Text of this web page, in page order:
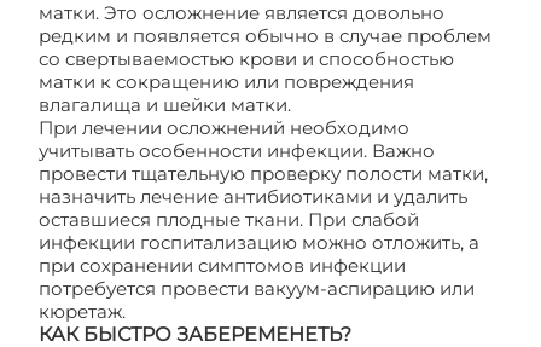
матки. Это осложнение является довольно
редким и появляется обычно в случае проблем
со свертываемостью крови и способностью
матки к сокращению или повреждения
влагалища и шейки матки.
При лечении осложнений необходимо
учитывать особенности инфекции. Важно
провести тщательную проверку полости матки,
назначить лечение антибиотиками и удалить
оставшиеся плодные ткани. При слабой
инфекции госпитализацию можно отложить, а
при сохранении симптомов инфекции
потребуется провести вакуум-аспирацию или
кюретаж.
КАК БЫСТРО ЗАБЕРЕМЕНЕТЬ?